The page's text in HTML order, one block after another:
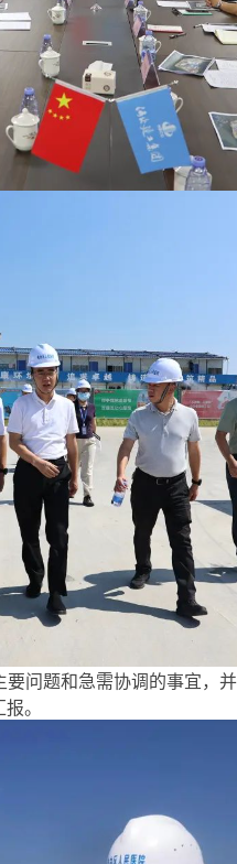
问题和急需协调的事宜，
。